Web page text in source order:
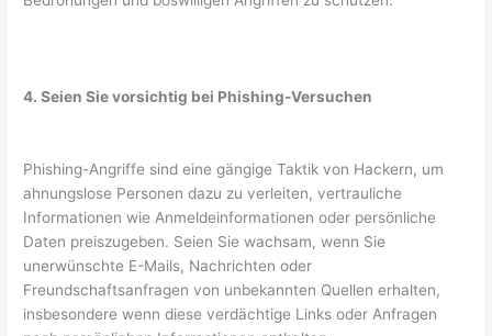
4. Seien Sie vorsichtig bei Phishing-Versuchen
Phishing-Angriffe sind eine gängige Taktik von Hackern, um
ahnungslose Personen dazu zu verleiten, vertrauliche
Informationen wie Anmeldeinformationen oder persönliche
Daten preiszugeben. Seien Sie wachsam, wenn Sie
unerwünschte E-Mails, Nachrichten oder
Freundschaftsanfragen von unbekannten Quellen erhalten,
insbesondere wenn diese verdächtige Links oder Anfragen